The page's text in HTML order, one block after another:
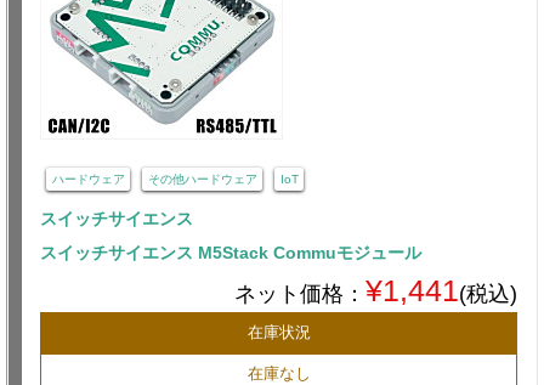
ハードウェア その他ハードウェア IoT
スイッチサイエンス
スイッチサイエンス M5Stack Commuモジュール
ネット価格： ¥1,441(税込)
在庫状況
在庫なし